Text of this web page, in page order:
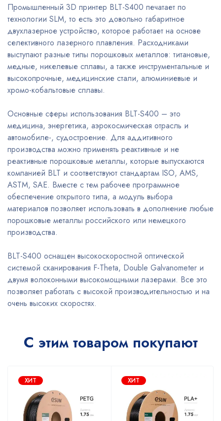
Промышленный 3D принтер BLT-S400 печатает по
технологии SLM, то есть это довольно габаритное
двухлазерное устройство, которое работает на основе
селективного лазерного плавления. Расходниками
выступают разные типы порошковых металлов: титановые,
медные, никелевые сплавы, а также инструментальные и
высокопрочные, медицинские стали, алюминиевые и
хромо-кобальтовые сплавы.
Основные сферы использования BLT-S400 – это
медицина, энергетика, аэрокосмическая отрасль и
автомобиле-, судостроение. Для аддитивного
производства можно применять реактивные и не
реактивные порошковые металлы, которые выпускаются
компанией BLT и соответствуют стандартам ISO, AMS,
ASTM, SAE. Вместе с тем рабочее программное
обеспечение открытого типа, а модуль выбора
материалов позволяет использовать в дополнение любые
порошковые металлы российского или немецкого
производства.
BLT-S400 оснащен высокоскоростной оптической
системой сканирования F-Theta, Double Galvanometer и
двумя волоконными высокомощными лазерами. Все это
позволяет работать с высокой производительностью и на
очень высоких скоростях.
С этим товаром покупают
ХИТ ХИТ